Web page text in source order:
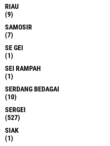
RIAU
(9)
SAMOSIR
(7)
SE GEI
(1)
SEI RAMPAH
(1)
SERDANG BEDAGAI
(10)
SERGEI
(527)
SIAK
(1)